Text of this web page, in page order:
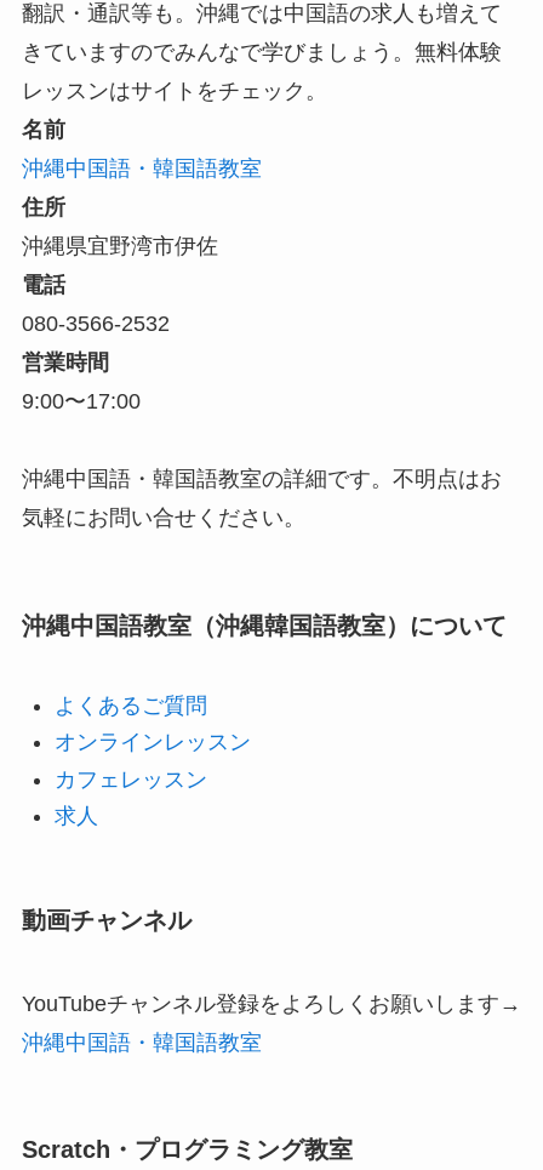
翻訳・通訳等も。沖縄では中国語の求人も増えて
きていますのでみんなで学びましょう。無料体験
レッスンはサイトをチェック。
名前
沖縄中国語・韓国語教室
住所
沖縄県宜野湾市伊佐
電話
080-3566-2532
営業時間
9:00〜17:00
沖縄中国語・韓国語教室の詳細です。不明点はお
気軽にお問い合せください。
沖縄中国語教室（沖縄韓国語教室）について
よくあるご質問
オンラインレッスン
カフェレッスン
求人
動画チャンネル
YouTubeチャンネル登録をよろしくお願いします→
沖縄中国語・韓国語教室
Scratch・プログラミング教室